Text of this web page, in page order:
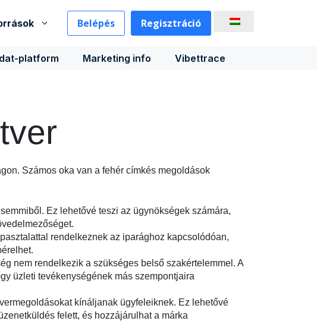
Belépés Regisztráció
platform Marketing info Vibettrace
Számos oka van a fehér címkés megoldások
Ez lehetővé teszi az ügynökségek számára,
rendelkeznek az iparághoz kapcsolódóan,
nem rendelkezik a szükséges belső szakértelemmel. A
üzleti tevékenységének más szempontjaira
kínáljanak ügyfeleiknek. Ez lehetővé
felett, és hozzájárulhat a márka